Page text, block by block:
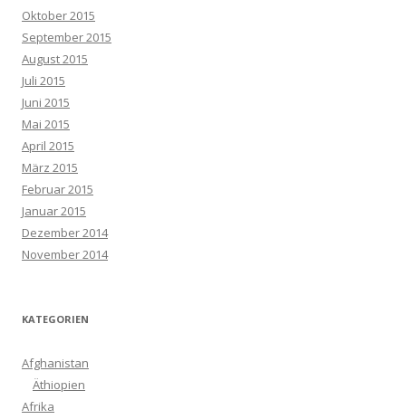
Oktober 2015
September 2015
August 2015
Juli 2015
Juni 2015
Mai 2015
April 2015
März 2015
Februar 2015
Januar 2015
Dezember 2014
November 2014
KATEGORIEN
Afghanistan
Äthiopien
Afrika